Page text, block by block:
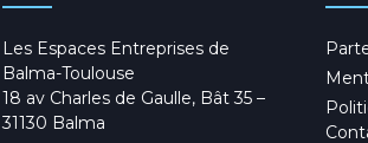
Les Espaces Entreprises de
Balma-Toulouse
18 av Charles de Gaulle, Bât 35 –
31130 Balma